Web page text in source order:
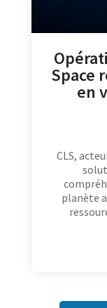
Space
en
CLS,
planète